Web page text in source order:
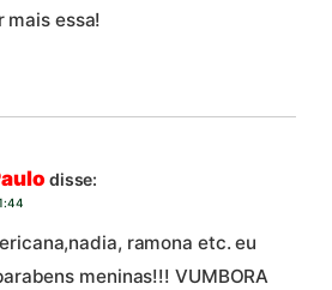
mais essa!
disse:
ramona etc. eu
meninas!!! VUMBORA